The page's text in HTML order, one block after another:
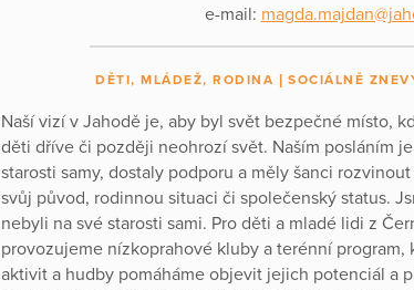
e-mail:
DĚTI, MLÁDEŽ, RODINA SOCIÁLNĚ
Naší vizí v Jahodě je, aby byl svět bezpečné místo,
děti dříve či později neohrozí svět. Naším posláním
starosti samy, dostaly podporu a měly šanci
svůj původ, rodinnou situaci či společenský status.
nebyli na své starosti sami. Pro děti a mladé lidi z
provozujeme nízkoprahové kluby a terénní
aktivit a hudby pomáháme objevit jejich potenciál a